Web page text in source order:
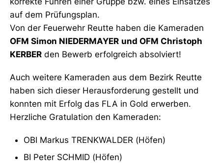
auf dem Prüfungsplan.
Von der Feuerwehr Reutte haben die Kameraden
OFM Simon NIEDERMAYER und OFM Christoph
KERBER den Bewerb erfolgreich absolviert!
Auch weitere Kameraden aus dem Bezirk Reutte
haben sich dieser Herausforderung gestellt und
konnten mit Erfolg das FLA in Gold erwerben.
Herzliche Gratulation den Kameraden:
OBI Markus TRENKWALDER (Höfen)
BI Peter SCHMID (Höfen)